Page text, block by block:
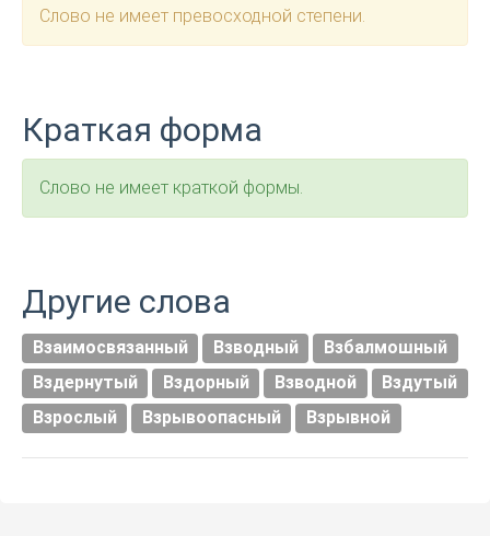
Слово не имеет превосходной степени.
Краткая форма
Слово не имеет краткой формы.
Другие слова
Взаимосвязанный Взводный
Взбалмошный
Вздернутый
Вздорный Взводной
Вздутый
Взрослый
Взрывоопасный Взрывной